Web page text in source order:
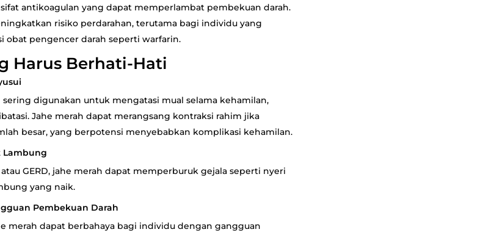
antikoagulan yang dapat memperlambat pembekuan darah.
risiko perdarahan, terutama bagi individu yang
obat pengencer darah seperti warfarin.
Harus Berhati-Hati
sering digunakan untuk mengatasi mual selama kehamilan,
Jahe merah dapat merangsang kontraksi rahim jika
besar, yang berpotensi menyebabkan komplikasi kehamilan.
Lambung
GERD, jahe merah dapat memperburuk gejala seperti nyeri
yang naik.
Pembekuan Darah
merah dapat berbahaya bagi individu dengan gangguan